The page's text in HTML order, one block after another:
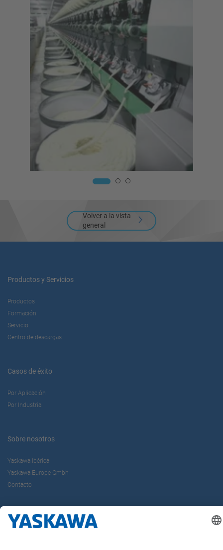
Volver a la vista
general
Productos y Servicios
Productos
Formación
Servicio
Centro de descargas
Casos de éxito
Por Aplicación
Por Industria
Sobre nosotros
Yaskawa Ibérica
Yaskawa Europe Gmbh
Contacto